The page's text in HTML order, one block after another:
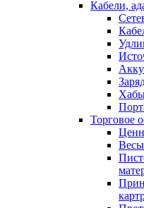
Кабели,
Торговое
Весы